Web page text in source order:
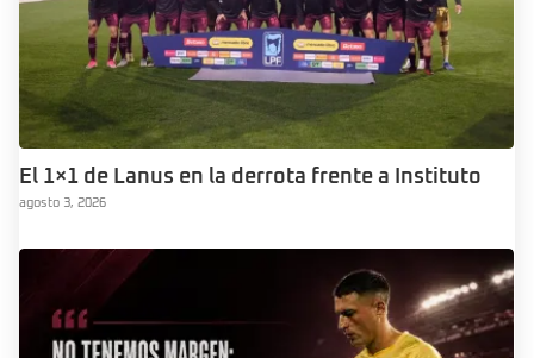
El 1×1 de Lanus en la derrota frente a Instituto
agosto 3, 2026